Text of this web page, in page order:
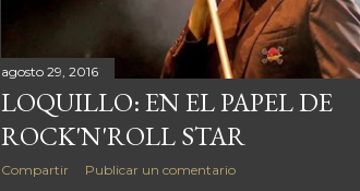
agosto 29, 2016
LOQUILLO: EN EL PAPEL DE
ROCK'N'ROLL STAR
Compartir Publicar un comentario